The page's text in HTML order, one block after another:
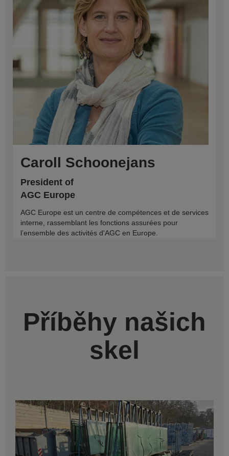
Caroll Schoonejans
President of
AGC Europe
AGC Europe est un centre de compétences et de services
interne, rassemblant les fonctions assurées pour
l’ensemble des activités d'AGC en Europe.
Příběhy našich
skel